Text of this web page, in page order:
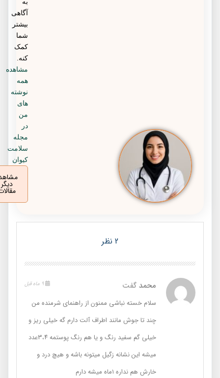
آگاهی
بیشتر
مشاهده
نوشته
سلامت
کیوان
مشاهده
مقالات
محمدگفت
سلام خسته نباشی ممنون از راهنمای شرمنده من
چند تا جوش مانند اطراف آلت دارم گه خیلی ریز و
خیلی گم سفید رنگ و یا هم رنگ پوستمه ۳،۴عدد
میشه این نشانه زگیل میتونه باشه و هیچ درد و
خارش هم نداره ۱ماه میشه دارم